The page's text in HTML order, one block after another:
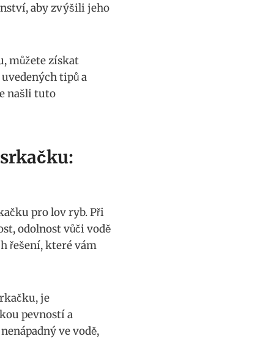
aby zvýšili jeho
můžete získat​
tipů a
našli tuto
pro lov⁢ ryb. Při
​odolnost vůči ​vodě
řešení, které vám
je
pevností a⁤
ve vodě,